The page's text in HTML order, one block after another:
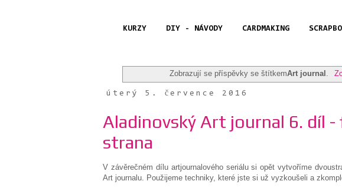
KURZY DIY - NÁVODY CARDMAKING
Zobrazují se příspěvky se štítkemArt journal
úterý 5. července 2016
Aladinovský Art journal 6. díl
strana
V závěrečném dílu artjournalového seriálu si opět vytvoříme
Art journalu. Použijeme techniky, které jste si už vyzkoušeli a